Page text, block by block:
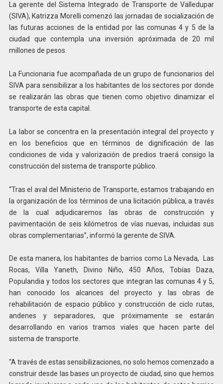
La gerente del Sistema Integrado de Transporte de Valledupar
(SIVA), Katrizza Morelli comenzó las jornadas de socialización de
las futuras acciones de la entidad por las comunas 4 y 5 de la
ciudad que contempla una inversión apróximada de 20 mil
millones de pesos.
La Funcionaria fue acompañada de un grupo de funcionarios del
SIVA para sensibilizar a los habitantes de los sectores por donde
se realizarán las obras que tienen como objetivo dinamizar el
transporte de esta capital.
La labor se concentra en la presentación integral del proyecto y
en los beneficios que en términos de dignificación de las
condiciones de vida y valorización de predios traerá consigo la
construcción del sistema de transporte público.
“Tras el aval del Ministerio de Transporte, estamos trabajando en
la organización de los términos de una licitación pública, a través
de la cual adjudicaremos las obras de construcción y
pavimentación de seis kilómetros de vías nuevas, incluidas sus
obras complementarias”, informó la gerente de SIVA.
De esta manera, los habitantes de barrios como La Nevada, Las
Rocas, Villa Yaneth, Divino Niño, 450 Años, Tobías Daza,
Populandia y todos los sectores que integran las comunas 4 y 5,
han conocido los alcances del proyecto y las obras de
rehabilitación de espacio público y construcción de ciclo rutas,
andenes y separadores, que próximamente se estarán
desarrollando en varios tramos viales que hacen parte del
sistema de transporte.
“A través de estas sensibilizaciones, no solo hemos comenzado a
construir desde las bases un proyecto de ciudad, sino que hemos